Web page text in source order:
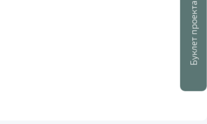
Буклет проекта